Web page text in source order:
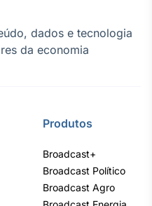
dados e tecnologia
da economia
Produtos
Broadcast+
Broadcast Político
Broadcast Agro